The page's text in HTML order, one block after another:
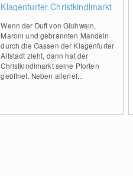
Klagenfurter Christkindlmarkt
Wenn der Duft von Glühwein,
Maroni und gebrannten Mandeln
durch die Gassen der Klagenfurter
Altstadt zieht, dann hat der
Christkindlmarkt seine Pforten
geöffnet. Neben allerlei...